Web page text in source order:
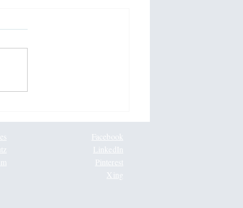
in Elite Sport
Facebook
LinkedIn
Pinterest
Xing